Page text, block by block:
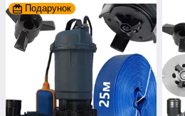
Подарунок